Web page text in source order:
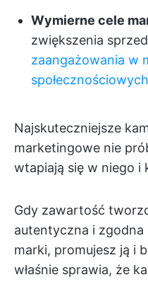
Wymierne cele
zwiększenia
zaangażowania w
społecznościowych
Najskuteczniejsze
marketingowe nie
wtapiają się w niego i
Gdy zawartość
autentyczna i
marki, promujesz ją i
właśnie sprawia, że